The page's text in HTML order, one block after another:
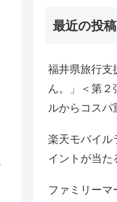
最近の投稿
福井県旅行支
ん。」＜第
ルからコスパ
楽天モバイル
イントが当た
ファミリーマ